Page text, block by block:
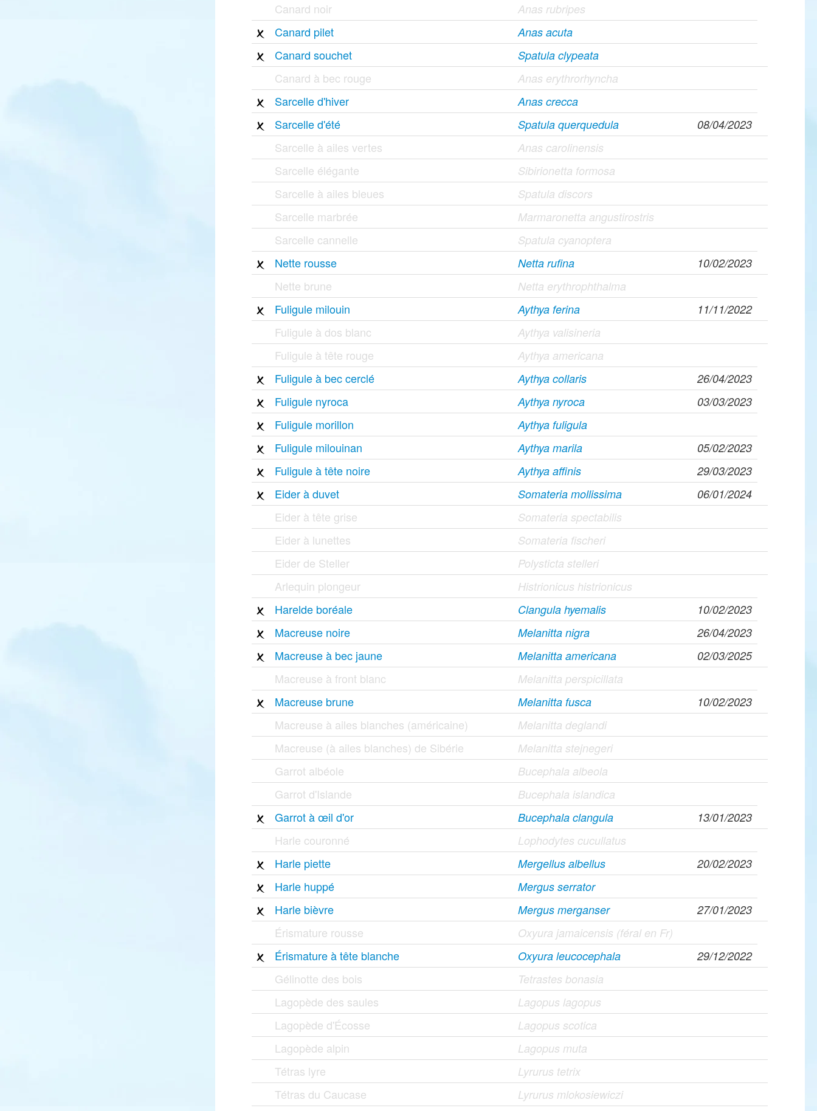
Canard noir Anas rubripes
Canard pilet Anas acuta
Canard souchet Spatula clypeata
Canard à bec rouge Anas erythrorhyncha
Sarcelle d'hiver Anas crecca
Sarcelle d'été Spatula querquedula 08/04/2023
Sarcelle à ailes vertes Anas carolinensis
Sarcelle élégante Sibirionetta formosa
Sarcelle à ailes bleues Spatula discors
Sarcelle marbrée Marmaronetta angustirostris
Sarcelle cannelle Spatula cyanoptera
Nette rousse Netta rufina 10/02/2023
Nette brune Netta erythrophthalma
Fuligule milouin Aythya ferina 11/11/2022
Fuligule à dos blanc Aythya valisineria
Fuligule à tête rouge Aythya americana
Fuligule à bec cerclé Aythya collaris 26/04/2023
Fuligule nyroca Aythya nyroca 03/03/2023
Fuligule morillon Aythya fuligula
Fuligule milouinan Aythya marila 05/02/2023
Fuligule à tête noire Aythya affinis 29/03/2023
Eider à duvet Somateria mollissima 06/01/2024
Eider à tête grise Somateria spectabilis
Eider à lunettes Somateria fischeri
Eider de Steller Polysticta stelleri
Arlequin plongeur Histrionicus histrionicus
Harelde boréale Clangula hyemalis 10/02/2023
Macreuse noire Melanitta nigra 26/04/2023
Macreuse à bec jaune Melanitta americana 02/03/2025
Macreuse à front blanc Melanitta perspicillata
Macreuse brune Melanitta fusca 10/02/2023
Macreuse à ailes blanches (américaine) Melanitta deglandi
Macreuse (à ailes blanches) de Sibérie Melanitta stejnegeri
Garrot albéole Bucephala albeola
Garrot d'Islande Bucephala islandica
Garrot à œil d'or Bucephala clangula 13/01/2023
Harle couronné Lophodytes cucullatus
Harle piette Mergellus albellus 20/02/2023
Harle huppé Mergus serrator
Harle bièvre Mergus merganser 27/01/2023
Érismature rousse Oxyura jamaicensis (féral en Fr)
Érismature à tête blanche Oxyura leucocephala 29/12/2022
Gélinotte des bois Tetrastes bonasia
Lagopède des saules Lagopus lagopus
Lagopède d'Écosse Lagopus scotica
Lagopède alpin Lagopus muta
Tétras lyre Lyrurus tetrix
Tétras du Caucase Lyrurus mlokosiewiczi